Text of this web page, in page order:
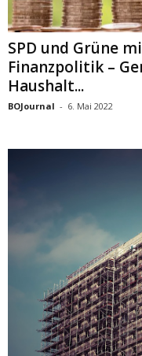
SPD und Grüne
Finanzpolitik –
Haushalt...
BOJournal - 6. Mai 2022